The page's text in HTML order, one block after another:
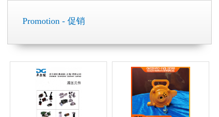
Promotion - 促销